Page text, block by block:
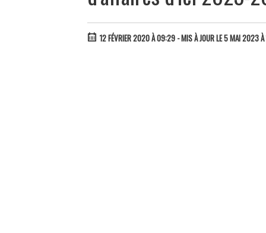
12 FÉVRIER 2020 À 09:29 - MIS À JOUR LE 5 MAI 2023